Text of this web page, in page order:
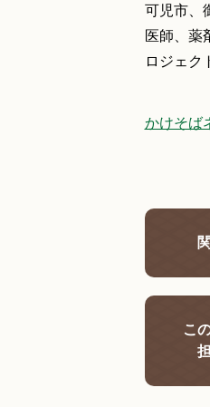
可児市、
医師、薬
ロジェク
かけそば
こ